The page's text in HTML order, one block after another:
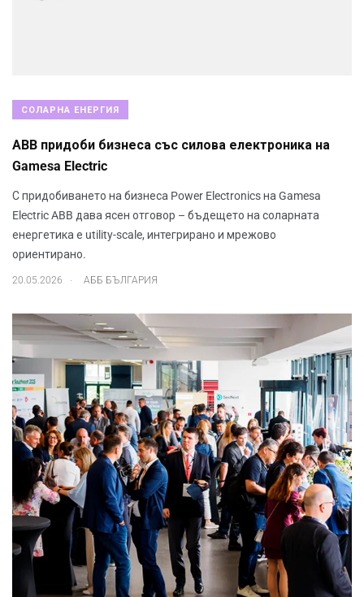
СОЛАРНА ЕНЕРГИЯ
ABB придоби бизнеса със силова електроника на
Gamesa Electric
С придобиването на бизнеса Power Electronics на Gamesa
Electric ABB дава ясен отговор – бъдещето на соларната
енергетика е utility-scale, интегрирано и мрежово
ориентирано.
20.05.2026 АББ БЪЛГАРИЯ